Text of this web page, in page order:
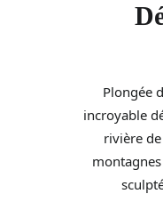
Plongée
incroyable
rivière